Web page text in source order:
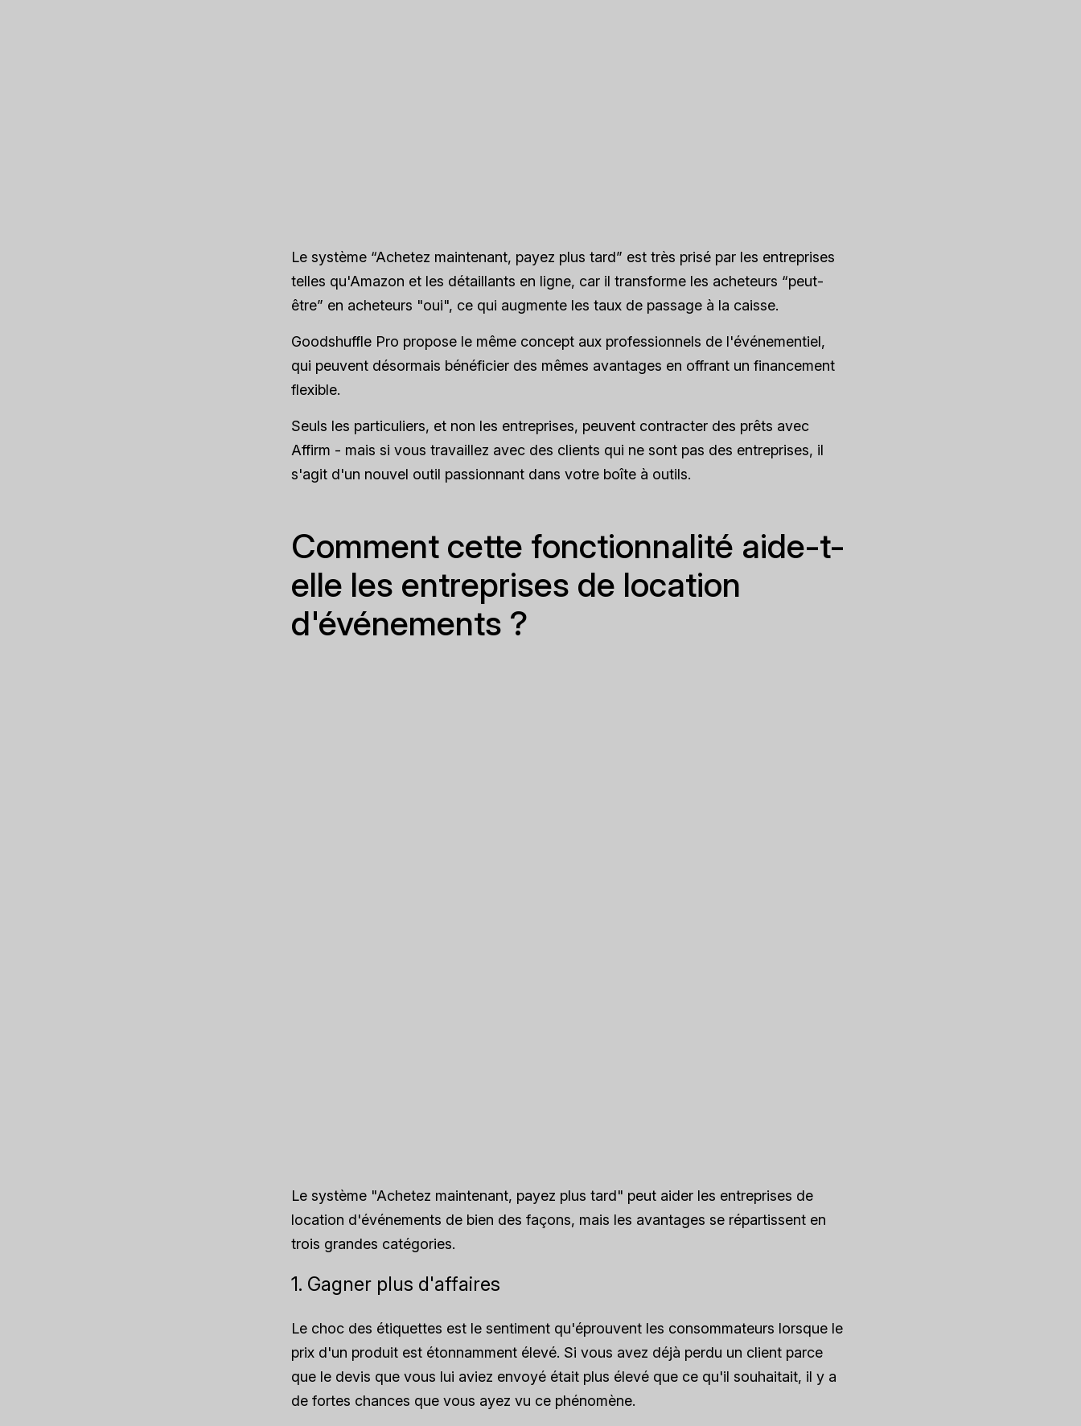
Le système “Achetez maintenant, payez plus tard” est très prisé par les entreprises
telles qu'Amazon et les détaillants en ligne, car il transforme les acheteurs “peut-
être” en acheteurs "oui", ce qui augmente les taux de passage à la caisse.
Goodshuffle Pro propose le même concept aux professionnels de l'événementiel,
qui peuvent désormais bénéficier des mêmes avantages en offrant un financement
flexible.
Seuls les particuliers, et non les entreprises, peuvent contracter des prêts avec
Affirm - mais si vous travaillez avec des clients qui ne sont pas des entreprises, il
s'agit d'un nouvel outil passionnant dans votre boîte à outils.
Comment cette fonctionnalité aide-t-
elle les entreprises de location
d'événements ?
Le système "Achetez maintenant, payez plus tard" peut aider les entreprises de
location d'événements de bien des façons, mais les avantages se répartissent en
trois grandes catégories.
1. Gagner plus d'affaires
Le choc des étiquettes est le sentiment qu'éprouvent les consommateurs lorsque le
prix d'un produit est étonnamment élevé. Si vous avez déjà perdu un client parce
que le devis que vous lui aviez envoyé était plus élevé que ce qu'il souhaitait, il y a
de fortes chances que vous ayez vu ce phénomène.